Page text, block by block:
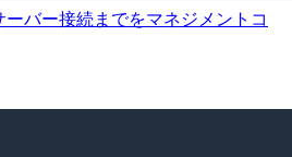
バー接続までをマネジメントコ